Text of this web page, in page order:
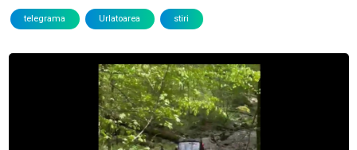
telegrama Urlatoarea stiri